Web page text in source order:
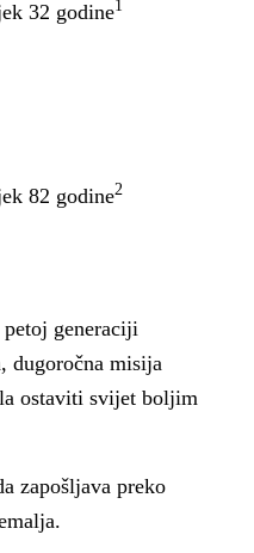
32 godine1
82 godine2
generaciji
dugoročna misija
ostaviti svijet boljim
zapošljava preko